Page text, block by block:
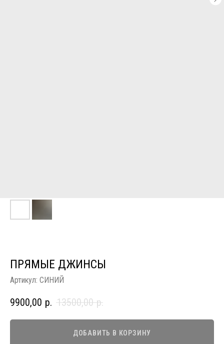
ПРЯМЫЕ ДЖИНСЫ
Артикул: СИНИЙ
9900,00 р. 13500,00 р.
ДОБАВИТЬ В КОРЗИНУ